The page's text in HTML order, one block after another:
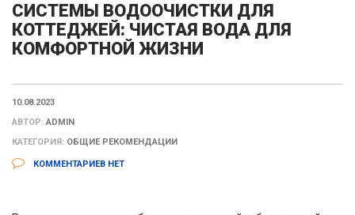
СИСТЕМЫ ВОДООЧИСТКИ ДЛЯ
КОТТЕДЖЕЙ: ЧИСТАЯ ВОДА ДЛЯ
КОМФОРТНОЙ ЖИЗНИ
10.08.2023
АВТОР:ADMIN
КАТЕГОРИЯ: ОБЩИЕ РЕКОМЕНДАЦИИ
КОММЕНТАРИЕВ НЕТ